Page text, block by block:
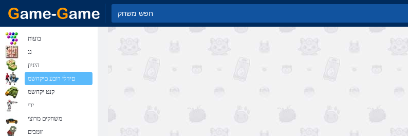
בועות
נג
היגיון
םידלי רובע םיקחשמ
קנט יקחשמ
ירי
משחקים מרוצי
זומבים